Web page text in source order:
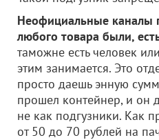
Неофициальные каналы
любого товара были,
таможне есть человек
этим занимается. Это
просто даешь энную
прошел контейнер, и он
не как подгузники. Как
от 50 до 70 рублей на